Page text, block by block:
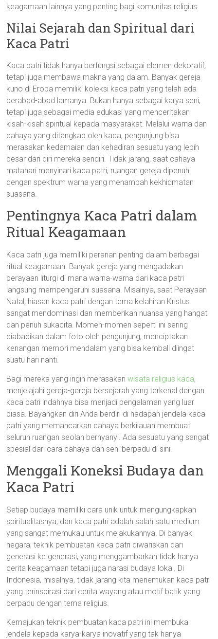
keagamaan lainnya yang penting bagi komunitas religius.
Nilai Sejarah dan Spiritual dari
Kaca Patri
Kaca patri tidak hanya berfungsi sebagai elemen dekoratif,
tetapi juga membawa makna yang dalam. Banyak gereja
kuno di Eropa memiliki koleksi kaca patri yang telah ada
berabad-abad lamanya. Bukan hanya sebagai karya seni,
tetapi juga sebagai media edukasi yang menceritakan
kisah-kisah spiritual kepada masyarakat. Melalui warna dan
cahaya yang ditangkap oleh kaca, pengunjung bisa
merasakan kedamaian dan kehadiran sesuatu yang lebih
besar dari diri mereka sendiri. Tidak jarang, saat cahaya
matahari menyinari kaca patri, ruangan gereja dipenuhi
dengan spektrum warna yang menambah kekhidmatan
suasana.
Pentingnya Kaca Patri dalam
Ritual Keagamaan
Kaca patri juga memiliki peranan penting dalam berbagai
ritual keagamaan. Banyak gereja yang mengadakan
perayaan liturgi di mana warna-warna dari kaca patri
langsung mempengaruhi suasana. Misalnya, saat Perayaan
Natal, hiasan kaca patri dengan tema kelahiran Kristus
sangat mendominasi dan memberikan nuansa yang hangat
dan penuh sukacita. Momen-momen seperti ini sering
diabadikan dalam foto oleh pengunjung, menciptakan
kenangan memori mendalam yang bisa kembali diingat
suatu hari nanti.
Bagi mereka yang ingin merasakanwisata religius kaca,
menjelajahi gereja-gereja bersejarah yang terkenal dengan
kaca patri indahnya bisa menjadi pengalaman yang luar
biasa. Bayangkan diri Anda berdiri di hadapan jendela kaca
patri yang memancarkan cahaya berkilauan membuat
seluruh ruangan seolah bernyanyi. Ada sesuatu yang sangat
spesial dari cara cahaya dan seni berpadu di sini.
Menggali Koneksi Budaya dan
Kaca Patri
Setiap budaya memiliki cara unik untuk mengungkapkan
spiritualitasnya, dan kaca patri adalah salah satu medium
yang sangat memukau untuk melakukannya. Di banyak
negara, teknik pembuatan kaca patri diwariskan dari
generasi ke generasi, yang menggambarkan tidak hanya
cerita keagamaan tetapi juga narasi budaya lokal. Di
Indonesia, misalnya, tidak jarang kita menemukan kaca patri
yang terinspirasi dari cerita wayang atau motif batik yang
berpadu dengan tema religius.
Kemajukan teknik pembuatan kaca patri ini membuka
jendela kepada karya-karya inovatif yang tak hanya